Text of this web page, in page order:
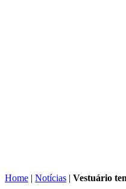
Home | Notícias | Vestuário